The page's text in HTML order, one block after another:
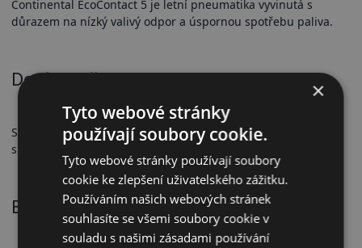
Continental EcoContact 5 je letní pneumatika vyvinutá s
důrazem na nízký valivý odpor a úspornou spotřebu paliva.
Dezén a přilnavost
Speciální konstrukce dezénu zajišťuje dobrou přilnavost na
suché i mokré vozovce a zároveň snižuje energetické ztráty.
Bezpečnostní vlastnosti
×
Tyto webové stránky
používají soubory cookie.
Tyto webové stránky používají soubory
cookie ke zlepšení uživatelského zážitku.
Používáním našich webových stránek
souhlasíte se všemi soubory cookie v
souladu s našimi zásadami používání